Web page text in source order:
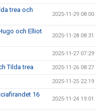
trea och
2025-11-29 08:00
och Elliot
2025-11-28 08:31
2025-11-27 07:29
Tilda trea 2025-11-26 08:27
2025-11-25 22:19
16
2025-11-24 19:01